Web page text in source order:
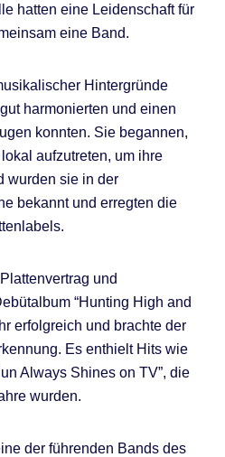
hatten eine Leidenschaft für
eine Band.
Hintergründe
harmonierten und einen
konnten. Sie begannen,
aufzutreten, um ihre
wurden sie in der
bekannt und erregten die
und
“Hunting High and
erfolgreich und brachte der
Es enthielt Hits wie
Always Shines on TV”, die
wurden.
der führenden Bands des